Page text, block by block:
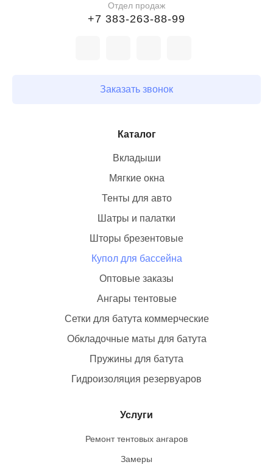
Каталог
Вкладыши
Мягкие окна
Тенты для авто
Шатры и палатки
Шторы брезентовые
Купол для бассейна
Оптовые заказы
Ангары тентовые
Сетки для батута коммерческие
Обкладочные маты для батута
Пружины для батута
Гидроизоляция резервуаров
Услуги
Ремонт тентовых ангаров
Замеры
Отдел продаж
+7 383-263-88-99
Заказать звонок